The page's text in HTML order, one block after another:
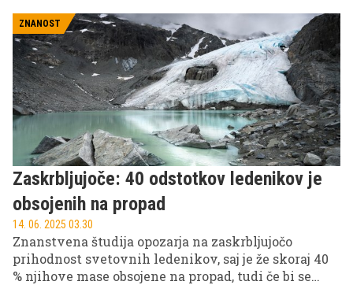
ZNANOST
Zaskrbljujoče: 40 odstotkov ledenikov je
obsojenih na propad
14. 06. 2025 03.30
Znanstvena študija opozarja na zaskrbljujočo
prihodnost svetovnih ledenikov, saj je že skoraj 40
% njihove mase obsojene na propad, tudi če bi se